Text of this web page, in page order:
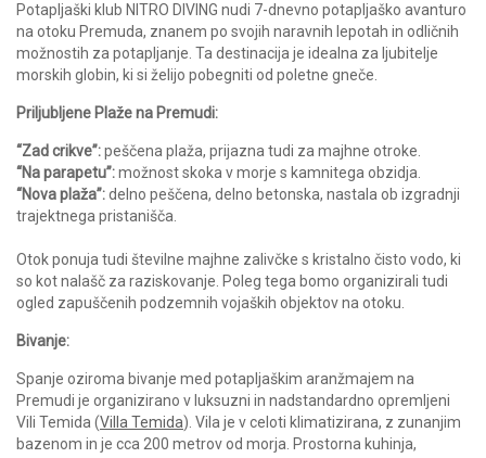
Potapljaški klub NITRO DIVING nudi 7-dnevno potapljaško avanturo
na otoku Premuda, znanem po svojih naravnih lepotah in odličnih
možnostih za potapljanje. Ta destinacija je idealna za ljubitelje
morskih globin, ki si želijo pobegniti od poletne gneče.
Priljubljene Plaže na Premudi:
“Zad crikve”:peščena plaža, prijazna tudi za majhne otroke.
“Na parapetu”:možnost skoka v morje s kamnitega obzidja.
“Nova plaža”:delno peščena, delno betonska, nastala ob izgradnji
trajektnega pristanišča.
Otok ponuja tudi številne majhne zalivčke s kristalno čisto vodo, ki
so kot nalašč za raziskovanje. Poleg tega bomo organizirali tudi
ogled zapuščenih podzemnih vojaških objektov na otoku.
Bivanje:
Spanje oziroma bivanje med potapljaškim aranžmajem na
Premudi je organizirano v luksuzni in nadstandardno opremljeni
Vili Temida (Villa Temida). Vila je v celoti klimatizirana, z zunanjim
bazenom in je cca 200 metrov od morja. Prostorna kuhinja,